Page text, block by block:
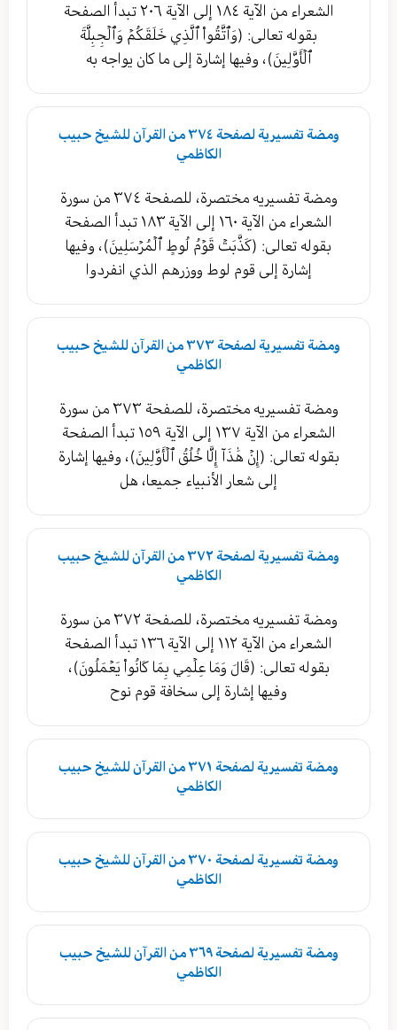
الشعراء من الآية ١٨٤ إلى الآية ٢٠٦ تبدأ الصفحة
بقوله تعالى: (وَٱتَّقُواْ ٱلَّذِي خَلَقَكُمۡ وَٱلۡجِبِلَّةَ
ٱلۡأَوَّلِينَ)، وفيها إشارة إلى ما كان يواجه به
ومضة تفسيرية لصفحة ٣٧٤ من القرآن للشيخ حبيب
الكاظمي
ومضة تفسيريه مختصرة، للصفحة ٣٧٤ من سورة
الشعراء من الآية ١٦٠ إلى الآية ١٨٣ تبدأ الصفحة
بقوله تعالى: (كَذَّبَتۡ قَوۡمُ لُوطٍ ٱلۡمُرۡسَلِينَ)، وفيها
إشارة إلى قوم لوط ووزرهم الذي انفردوا
ومضة تفسيرية لصفحة ٣٧٣ من القرآن للشيخ حبيب
الكاظمي
ومضة تفسيريه مختصرة، للصفحة ٣٧٣ من سورة
الشعراء من الآية ١٣٧ إلى الآية ١٥٩ تبدأ الصفحة
بقوله تعالى: (إِنۡ هَٰذَآ إِلَّا خُلُقُ ٱلۡأَوَّلِينَ)، وفيها إشارة
إلى شعار الأنبياء جميعا، هل
ومضة تفسيرية لصفحة ٣٧٢ من القرآن للشيخ حبيب
الكاظمي
ومضة تفسيريه مختصرة، للصفحة ٣٧٢ من سورة
الشعراء من الآية ١١٢ إلى الآية ١٣٦ تبدأ الصفحة
بقوله تعالى: (قَالَ وَمَا عِلۡمِي بِمَا كَانُواْ يَعۡمَلُونَ)،
وفيها إشارة إلى سخافة قوم نوح
ومضة تفسيرية لصفحة ٣٧١ من القرآن للشيخ حبيب
الكاظمي
ومضة تفسيرية لصفحة ٣٧٠ من القرآن للشيخ حبيب
الكاظمي
ومضة تفسيرية لصفحة ٣٦٩ من القرآن للشيخ حبيب
الكاظمي